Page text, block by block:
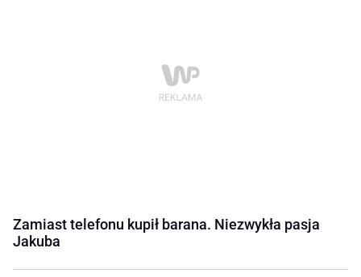
Zamiast telefonu kupił barana. Niezwykła pasja
Jakuba